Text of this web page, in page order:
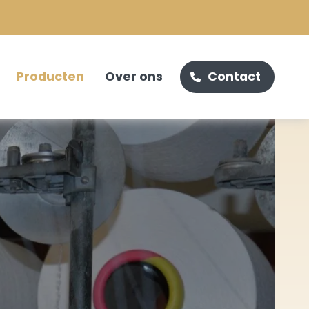
Producten
Machinegaas
Hooibaalnet / Balennet
Palletwikkelnet /
Palletwrap
Wikkelfolie / Silagefilm
Filterkous
Stockinet
Over ons Contact